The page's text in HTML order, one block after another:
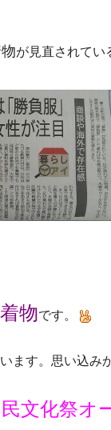
が見直されてい
着物です。
ます。思い込み
文化祭オ